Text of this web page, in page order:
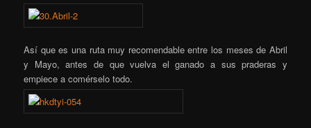
Así que es una ruta muy recomendable entre los meses de Abril
y Mayo, antes de que vuelva el ganado a sus praderas y
empiece a comérselo todo.